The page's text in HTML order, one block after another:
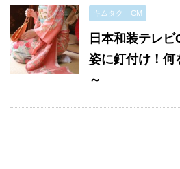
キムタク CM
日本和装テレ
姿に釘付け！何
～